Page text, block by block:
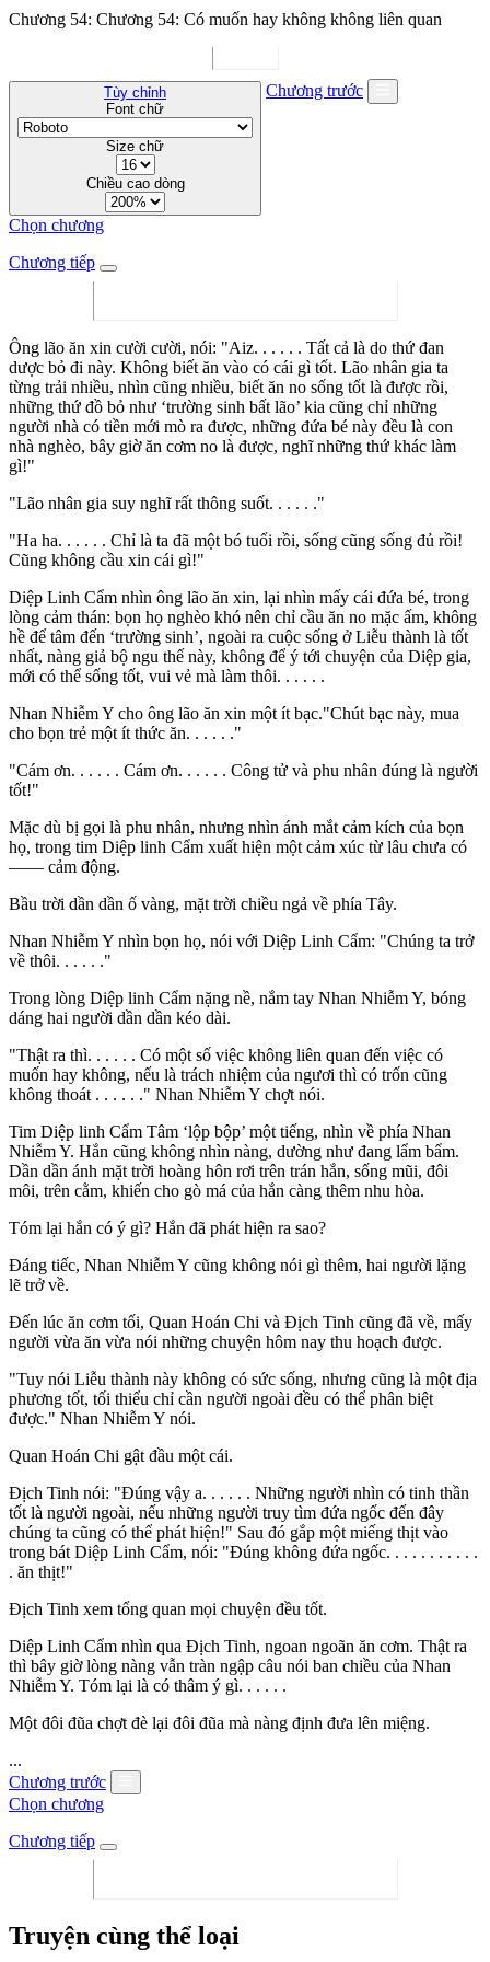
Chương 54: Chương 54: Có muốn hay không không liên quan
Tùy chỉnh
Font chữ
Size chữ
Chiều cao dòng
Chương trước
Chọn chương
Chương tiếp
Ông lão ăn xin cười cười, nói: "Aiz. . . . . . Tất cả là do thứ đan
dược bỏ đi này. Không biết ăn vào có cái gì tốt. Lão nhân gia ta
từng trải nhiều, nhìn cũng nhiều, biết ăn no sống tốt là được rồi,
những thứ đồ bỏ như ‘trường sinh bất lão’ kia cũng chỉ những
người nhà có tiền mới mò ra được, những đứa bé này đều là con
nhà nghèo, bây giờ ăn cơm no là được, nghĩ những thứ khác làm
gì!"
"Lão nhân gia suy nghĩ rất thông suốt. . . . . ."
"Ha ha. . . . . . Chỉ là ta đã một bó tuổi rồi, sống cũng sống đủ rồi!
Cũng không cầu xin cái gì!"
Diệp Linh Cẩm nhìn ông lão ăn xin, lại nhìn mấy cái đứa bé, trong
lòng cảm thán: bọn họ nghèo khó nên chỉ cầu ăn no mặc ấm, không
hề để tâm đến ‘trường sinh’, ngoài ra cuộc sống ở Liễu thành là tốt
nhất, nàng giả bộ ngu thế này, không để ý tới chuyện của Diệp gia,
mới có thể sống tốt, vui vẻ mà làm thôi. . . . . .
Nhan Nhiễm Y cho ông lão ăn xin một ít bạc."Chút bạc này, mua
cho bọn trẻ một ít thức ăn. . . . . ."
"Cám ơn. . . . . . Cám ơn. . . . . . Công tử và phu nhân đúng là người
tốt!"
Mặc dù bị gọi là phu nhân, nhưng nhìn ánh mắt cảm kích của bọn
họ, trong tim Diệp linh Cẩm xuất hiện một cảm xúc từ lâu chưa có
—— cảm động.
Bầu trời dần dần ố vàng, mặt trời chiều ngả về phía Tây.
Nhan Nhiễm Y nhìn bọn họ, nói với Diệp Linh Cẩm: "Chúng ta trở
về thôi. . . . . ."
Trong lòng Diệp linh Cẩm nặng nề, nắm tay Nhan Nhiễm Y, bóng
dáng hai người dần dần kéo dài.
"Thật ra thì. . . . . . Có một số việc không liên quan đến việc có
muốn hay không, nếu là trách nhiệm của ngươi thì có trốn cũng
không thoát . . . . . ." Nhan Nhiễm Y chợt nói.
Tim Diệp linh Cẩm Tâm ‘lộp bộp’ một tiếng, nhìn về phía Nhan
Nhiễm Y. Hắn cũng không nhìn nàng, dường như đang lẩm bẩm.
Dần dần ánh mặt trời hoàng hôn rơi trên trán hắn, sống mũi, đôi
môi, trên cằm, khiến cho gò má của hắn càng thêm nhu hòa.
Tóm lại hắn có ý gì? Hắn đã phát hiện ra sao?
Đáng tiếc, Nhan Nhiễm Y cũng không nói gì thêm, hai người lặng
lẽ trở về.
Đến lúc ăn cơm tối, Quan Hoán Chi và Địch Tinh cũng đã về, mấy
người vừa ăn vừa nói những chuyện hôm nay thu hoạch được.
"Tuy nói Liễu thành này không có sức sống, nhưng cũng là một địa
phương tốt, tối thiểu chỉ cần người ngoài đều có thể phân biệt
được." Nhan Nhiễm Y nói.
Quan Hoán Chi gật đầu một cái.
Địch Tinh nói: "Đúng vậy a. . . . . . Những người nhìn có tinh thần
tốt là người ngoài, nếu những người truy tìm đứa ngốc đến đây
chúng ta cũng có thể phát hiện!" Sau đó gắp một miếng thịt vào
trong bát Diệp Linh Cẩm, nói: "Đúng không đứa ngốc. . . . . . . . . . .
. ăn thịt!"
Địch Tinh xem tổng quan mọi chuyện đều tốt.
Diệp Linh Cẩm nhìn qua Địch Tinh, ngoan ngoãn ăn cơm. Thật ra
thì bây giờ lòng nàng vẫn tràn ngập câu nói ban chiều của Nhan
Nhiễm Y. Tóm lại là có thâm ý gì. . . . . .
Một đôi đũa chợt đè lại đôi đũa mà nàng định đưa lên miệng.
...
Chương trước
Chọn chương
Chương tiếp
Truyện cùng thể loại